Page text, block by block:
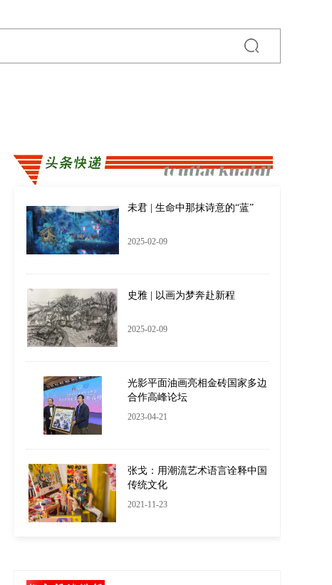
未君 | 生命中那抹诗意的“蓝”
2025-02-09
史雅 | 以画为梦奔赴新程
2025-02-09
光影平面油画亮相金砖国家多边
合作高峰论坛
2023-04-21
张戈：用潮流艺术语言诠释中国
传统文化
2021-11-23